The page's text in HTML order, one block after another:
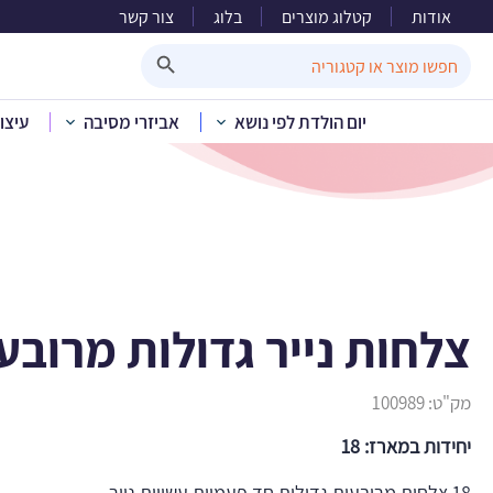
אודות קטלוג מוצרים בלוג צור קשר
for:
יום הולדת לפי נושא אביזרי מסיבה
בית»קטלוג
צלחות נייר גדולות
מק"ט:100989
יחידות במארז: 18